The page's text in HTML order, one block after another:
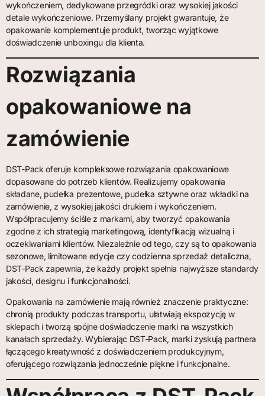
wykończeniem, dedykowane przegródki oraz wysokiej jakości
detale wykończeniowe. Przemyślany projekt gwarantuje, że
opakowanie komplementuje produkt, tworząc wyjątkowe
doświadczenie unboxingu dla klienta.
Rozwiązania
opakowaniowe na
zamówienie
DST-Pack oferuje kompleksowe rozwiązania opakowaniowe
dopasowane do potrzeb klientów. Realizujemy opakowania
składane, pudełka prezentowe, pudełka sztywne oraz wkładki na
zamówienie, z wysokiej jakości drukiem i wykończeniem.
Współpracujemy ściśle z markami, aby tworzyć opakowania
zgodne z ich strategią marketingową, identyfikacją wizualną i
oczekiwaniami klientów. Niezależnie od tego, czy są to opakowania
sezonowe, limitowane edycje czy codzienna sprzedaż detaliczna,
DST-Pack zapewnia, że każdy projekt spełnia najwyższe standardy
jakości, designu i funkcjonalności.
Opakowania na zamówienie mają również znaczenie praktyczne:
chronią produkty podczas transportu, ułatwiają ekspozycję w
sklepach i tworzą spójne doświadczenie marki na wszystkich
kanałach sprzedaży. Wybierając DST-Pack, marki zyskują partnera
łączącego kreatywność z doświadczeniem produkcyjnym,
oferującego rozwiązania jednocześnie piękne i funkcjonalne.